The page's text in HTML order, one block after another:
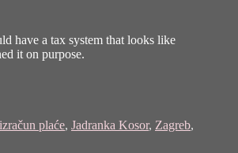
have a tax system that looks like
it on purpose.
izračun plaće, Jadranka Kosor, Zagreb,